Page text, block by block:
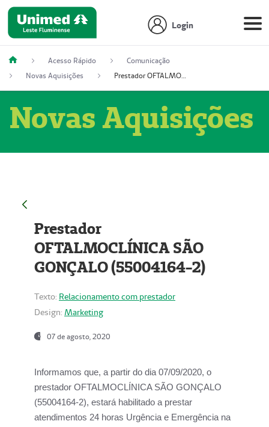
Login
Acesso Rápido
Comunicação
Novas Aquisições
Prestador OFTALMOCLÍNICA SÃO GONÇALO (55004164-2)
Novas Aquisições
Prestador
OFTALMOCLÍNICA SÃO
GONÇALO (55004164-2)
Texto: Relacionamento com prestador
Design: Marketing
07 de agosto, 2020
Informamos que, a partir do dia07/09/2020, o
prestador OFTALMOCLÍNICA SÃO GONÇALO
(55004164-2), estará habilitado a prestar
atendimentos 24 horas Urgência e Emergência na